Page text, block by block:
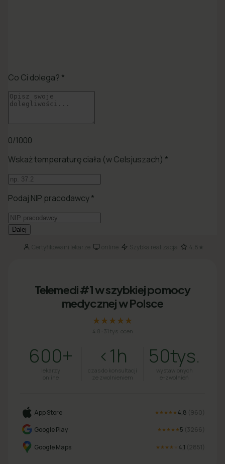
Certyfikowani lekarze· online· Szybka realizacja 4.8★
Telemedi #1 w szybkiej pomocy
medycznej w Polsce
★★★★★
4.8 31 tys. ocen
600+
lekarzy
online
<1h
czas do konsultacji
ze zwolnieniem
50tys.
wystawionych
e-zwolnień
App Store ★★★★★ 4,8 (960
Google Play
★★★★★ 5 (3266
Google Maps ★★★★ 4,1 (2851